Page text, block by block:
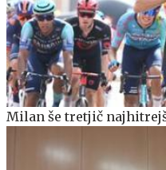
Milan še tretjič